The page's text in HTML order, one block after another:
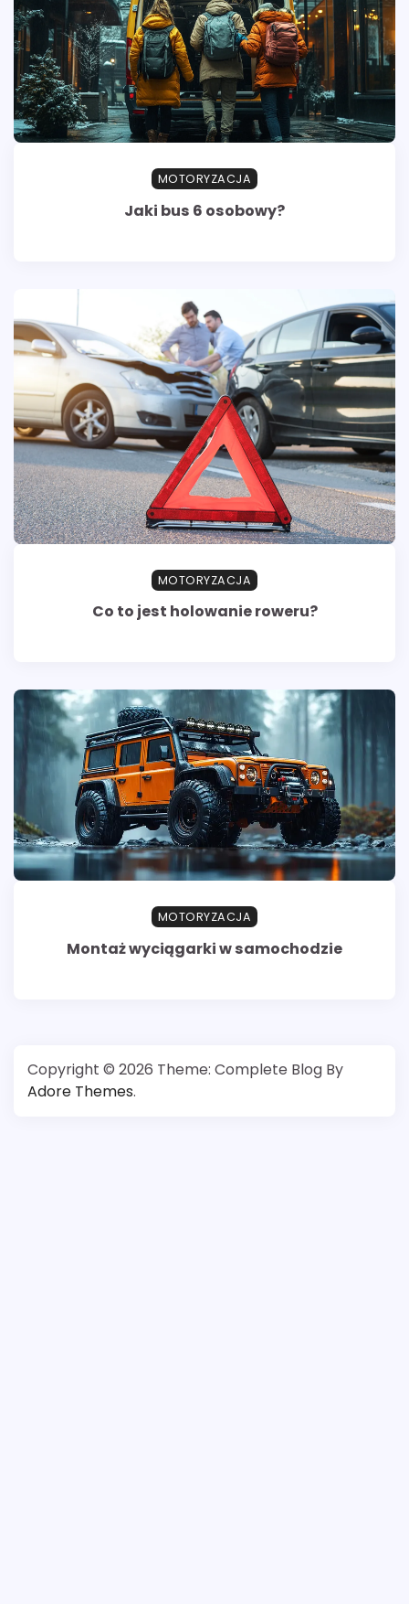
MOTORYZACJA
Jaki bus 6 osobowy?
MOTORYZACJA
Co to jest holowanie roweru?
MOTORYZACJA
Montaż wyciągarki w samochodzie
Copyright © 2026 Theme: Complete Blog By
Adore Themes.